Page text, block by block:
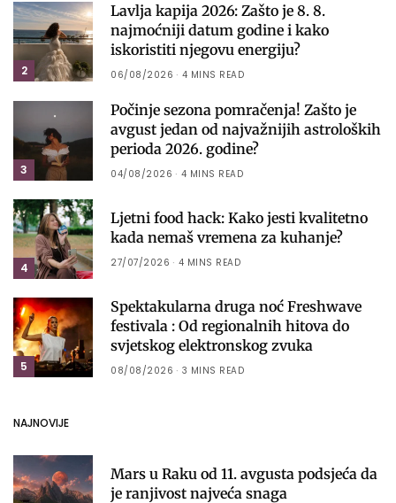
2
Lavlja kapija 2026: Zašto je 8. 8.
najmoćniji datum godine i kako
iskoristiti njegovu energiju?
06/08/2026 4 MINS READ
3
Počinje sezona pomračenja! Zašto je
avgust jedan od najvažnijih astroloških
perioda 2026. godine?
04/08/2026 4 MINS READ
4
Ljetni food hack: Kako jesti kvalitetno
kada nemaš vremena za kuhanje?
27/07/2026 4 MINS READ
5
Spektakularna druga noć Freshwave
festivala : Od regionalnih hitova do
svjetskog elektronskog zvuka
08/08/2026 3 MINS READ
NAJNOVIJE
Mars u Raku od 11. avgusta podsjeća da
je ranjivost najveća snaga